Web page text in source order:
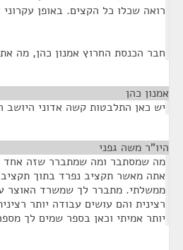
רואה שכלו כל הקצים. באופן
חבר הכנסת החרוץ אמנון כהן, מה
אמנון כהן
יש כאן התלבטות קשה אדוני היושב
היו"ר משה גפני
מה שמסתבר ומה שמתברר שזה אחד
אתה מאשר תקציב נפרד בתוך
ממשלתי. מתברר לך שמשרד האוצר
רצינית והם עושים עבודה יותר
יותר אמיתי וכאן בספר שמים לך